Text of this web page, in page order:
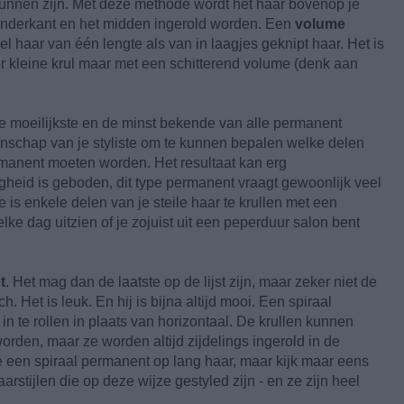
zijn. Met deze methode wordt het haar bovenop je
en het midden ingerold worden. Een volume
haar van één lengte als van in laagjes geknipt haar. Het is
krul maar met een schitterend volume (denk aan
moeilijkste en de minst bekende van alle permanent
van je styliste om te kunnen bepalen welke delen
moeten worden. Het resultaat kan erg
is geboden, dit type permanent vraagt gewoonlijk veel
is enkele delen van je steile haar te krullen met een
dag uitzien of je zojuist uit een peperduur salon bent
. Het mag dan de laatste op de lijst zijn, maar zeker niet de
Het is leuk. En hij is bijna altijd mooi. Een spiraal
te rollen in plaats van horizontaal. De krullen kunnen
maar ze worden altijd zijdelings ingerold in de
spiraal permanent op lang haar, maar kijk maar eens
die op deze wijze gestyled zijn - en ze zijn heel